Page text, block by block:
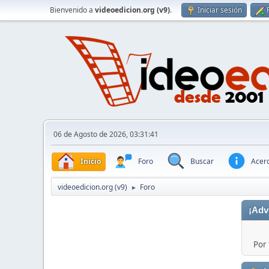
Bienvenido a videoedicion.org (v9). Iniciar sesión
06 de Agosto de 2026, 03:31:41
Inicio Foro Buscar
videoedicion.org (v9) ► Foro
Por